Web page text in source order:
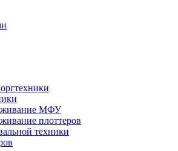
МФУ
плоттеров
техники